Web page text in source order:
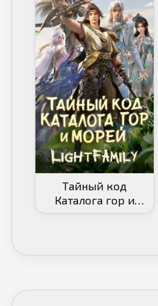
Тайный код
Каталога гор и
морей